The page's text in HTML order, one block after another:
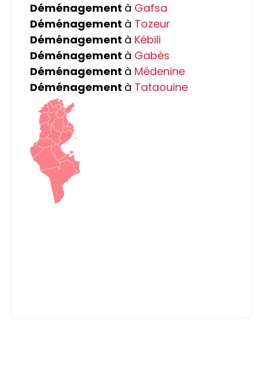
Déménagement à Gafsa
Déménagement à Tozeur
Déménagement à Kébili
Déménagement à Gabès
Déménagement à Médenine
Déménagement à Tataouine